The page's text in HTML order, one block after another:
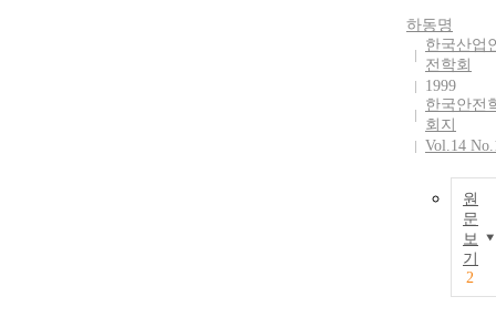
하동명
한국산업
전학회
1999
한국안전
회지
Vol.14
원
문
보
기
2